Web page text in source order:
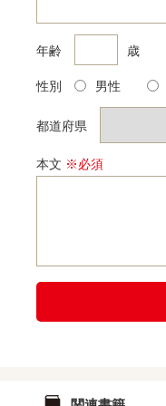
年齢 歳
性別 男性
都道府県
本文 ※必須